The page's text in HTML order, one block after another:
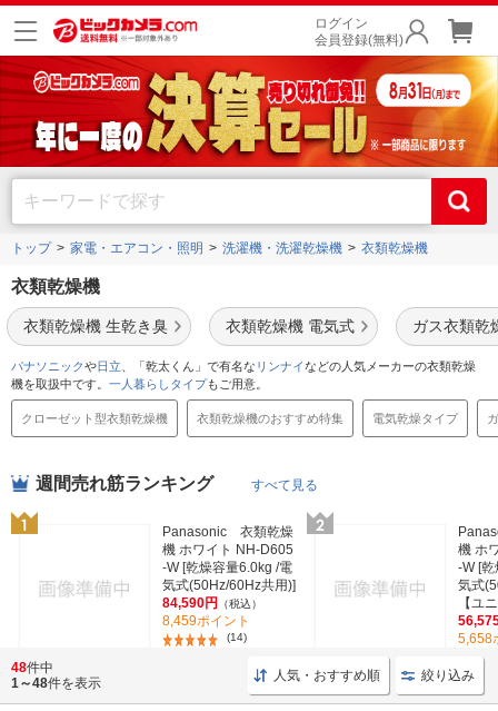
ログイン
会員登録(無料)
トップ 家電・エアコン・照明 洗濯機・洗濯乾燥機 衣類乾燥機
衣類乾燥機
衣類乾燥機 生乾き臭 衣類乾燥機 電気式 ガス衣類乾
パナソニックや日立 、「乾太くん」で有名な リンナイなどの人気メーカーの衣類乾燥
機を取扱中です。 一人暮らしタイプもご用意。
クローゼット型衣類乾燥機 衣類乾燥機のおすすめ特集 電気乾燥タイプ
週間売れ筋ランキング すべて見る
Panasonic 衣類乾燥
機 ホワイト NH-D605
-W [乾燥容量6.0kg /電
気式(50Hz/60Hz共用)]
84,590円
（税込）
8,459ポイント
(14)
機 ホ
-W [
気式
【ユ
5,658
48件中
1～48件を表示 人気・おすすめ順 絞り込み